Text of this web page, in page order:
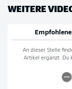
WEITERE
An dieser Stelle
Artikel ergänzt. Du